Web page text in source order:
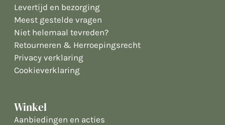
Levertijd en bezorging
Meest gestelde vragen
Niet helemaal tevreden?
Retourneren & Herroepingsrecht
Privacy verklaring
Cookieverklaring
Winkel
Aanbiedingen en acties